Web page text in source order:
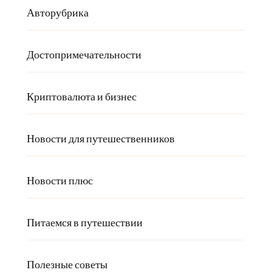
Авторубрика
Достопримечательности
Криптовалюта и бизнес
Новости для путешественников
Новости плюс
Питаемся в путешествии
Полезные советы